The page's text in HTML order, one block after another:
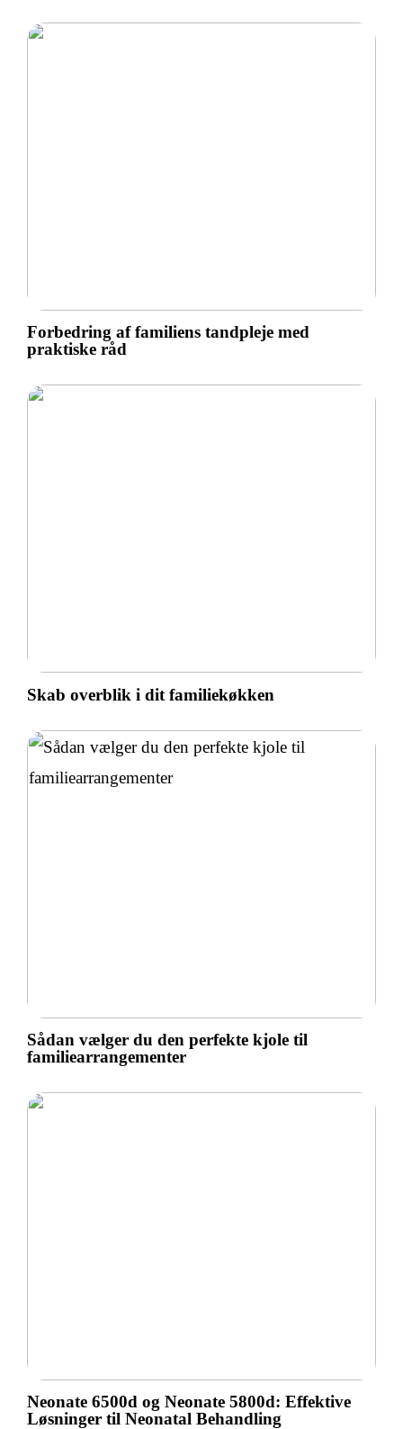
Forbedring af familiens tandpleje med
praktiske råd
Skab overblik i dit familiekøkken
Sådan vælger du den perfekte kjole til
familiearrangementer
Neonate 6500d og Neonate 5800d: Effektive
Løsninger til Neonatal Behandling